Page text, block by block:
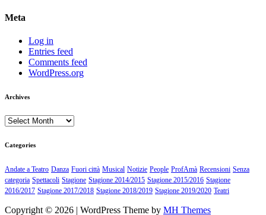
Meta
Log in
Entries feed
Comments feed
WordPress.org
Archives
Archives
Categories
Andate a Teatro Danza Fuori città Musical Notizie People ProfAmà Recensioni Senza
categoria Spettacoli Stagione Stagione 2014/2015 Stagione 2015/2016 Stagione
2016/2017 Stagione 2017/2018 Stagione 2018/2019 Stagione 2019/2020 Teatri
Copyright © 2026 | WordPress Theme by MH Themes